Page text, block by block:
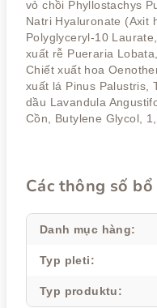
vỏ chồi Phyllostachys
Natri Hyaluronate (Axit
Polyglyceryl-10
xuất rễ Pueraria
Chiết xuất hoa
xuất lá Pinus Palustris,
dầu Lavandula
Cồn, Butylene Glycol,
Các thông số
Danh mục hàng:
Typ pleti:
Typ produktu: